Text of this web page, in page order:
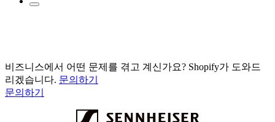
비즈니스에서 어떤 문제를 겪고 계신가요? Shopify가 도와드
리겠습니다. 문의하기
문의하기